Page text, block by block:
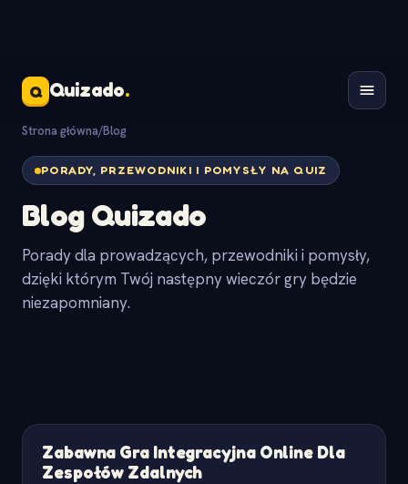
Q Quizado.
Strona główna/Blog
PORADY, PRZEWODNIKI I POMYSŁY NA QUIZ
Blog Quizado
Porady dla prowadzących, przewodniki i pomysły,
dzięki którym Twój następny wieczór gry będzie
niezapomniany.
Zabawna Gra Integracyjna Online Dla
Zespołów Zdalnych